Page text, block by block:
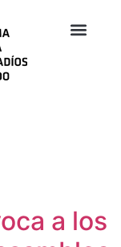
a los